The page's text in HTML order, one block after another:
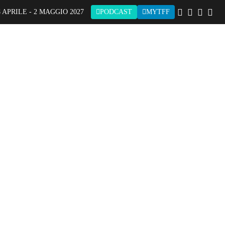
- 2 MAGGIO 2027 PODCAST MYTFF